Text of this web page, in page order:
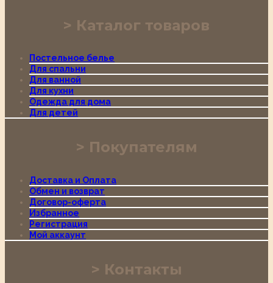
Каталог товаров
Постельное белье
Для спальни
Для ванной
Для кухни
Одежда для дома
Для детей
Покупателям
Доставка и Оплата
Обмен и возврат
Договор-оферта
Избранное
Регистрация
Мой аккаунт
Контакты